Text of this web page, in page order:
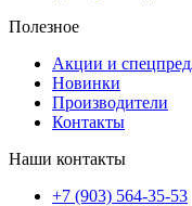
Полезное
Акции и
Новинки
Производители
Контакты
Наши контакты
+7 (903) 564-35-53